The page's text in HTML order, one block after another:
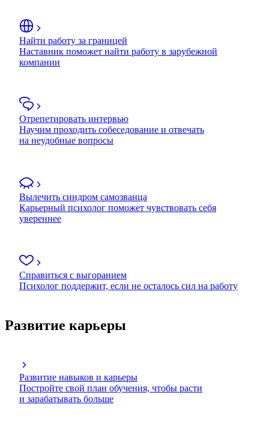
Найти работу за границей
Наставник поможет найти работу в зарубежной
компании
Отрепетировать интервью
Научим проходить собеседование и отвечать
на неудобные вопросы
Вылечить синдром самозванца
Карьерный психолог поможет чувствовать себя
увереннее
Справиться с выгоранием
Психолог поддержит, если не осталось сил на работу
Развитие карьеры
Развитие навыков и карьеры
Постройте свой план обучения, чтобы расти
и зарабатывать больше